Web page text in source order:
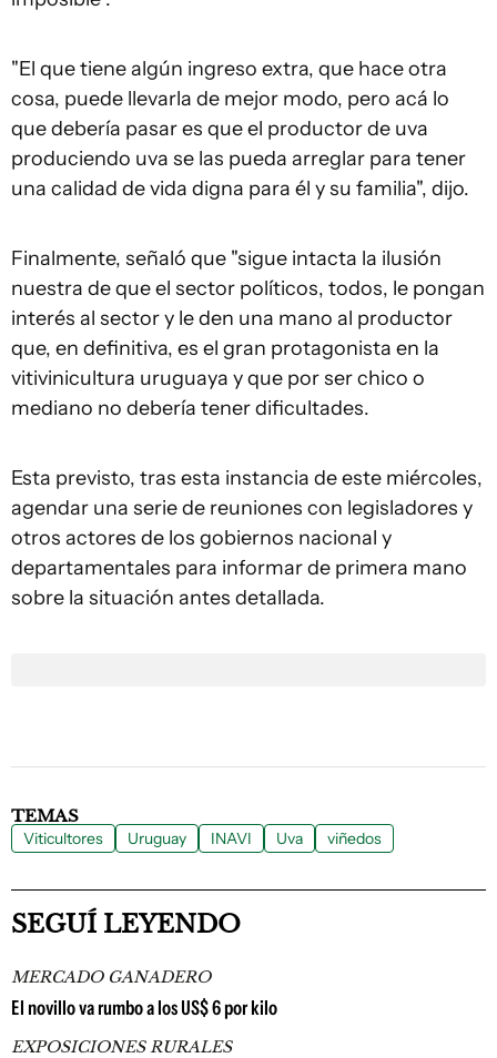
"El que tiene algún ingreso extra, que hace otra
cosa, puede llevarla de mejor modo, pero acá lo
que debería pasar es que el productor de uva
produciendo uva se las pueda arreglar para tener
una calidad de vida digna para él y su familia", dijo.
Finalmente, señaló que "sigue intacta la ilusión
nuestra de que el sector políticos, todos, le pongan
interés al sector y le den una mano al productor
que, en definitiva, es el gran protagonista en la
vitivinicultura uruguaya y que por ser chico o
mediano no debería tener dificultades.
Esta previsto, tras esta instancia de este miércoles,
agendar una serie de reuniones con legisladores y
otros actores de los gobiernos nacional y
departamentales para informar de primera mano
sobre la situación antes detallada.
TEMAS
Viticultores Uruguay INAVI Uva viñedos
SEGUÍ LEYENDO
MERCADO GANADERO
El novillo va rumbo a los US$ 6 por kilo
EXPOSICIONES RURALES